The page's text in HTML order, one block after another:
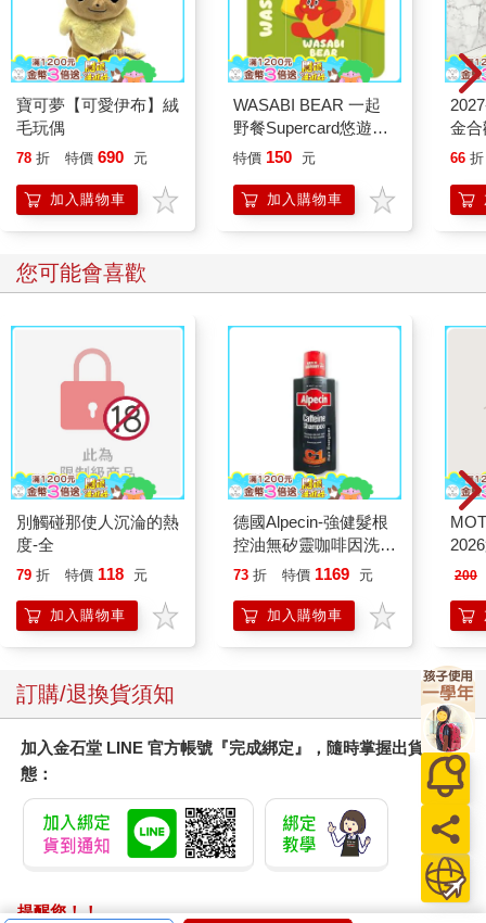
寶可夢【可愛伊布】絨
毛玩偶
78 折 特價 690 元
加入購物車
WASABI BEAR 一起
野餐Supercard悠遊卡-
辣椒醬熊【受託代銷】
特價 150 元
加入購物車
金合
66 折
您可能會喜歡
別觸碰那使人沉淪的熱
度-全
79 折 特價 118 元
加入購物車
德國Alpecin-強健髮根
控油無矽靈咖啡因洗髮
凝露375ml/瓶-C1強健
調理頭皮洗髮液/0矽靈
滋潤洗頭髮水/一般髮
73 折 特價 1169 元
加入購物車
200
訂購/退換貨須知
加入金石堂 LINE 官方帳號『完成綁定』，隨時掌握出貨動
態：
提醒您！！